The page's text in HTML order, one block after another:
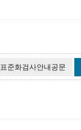
표준화검사안내공문